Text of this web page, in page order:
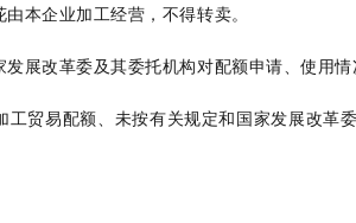
本企业加工经营，不得转卖。
展改革委及其委托机构对配额申请、使用
工贸易配额、未按有关规定和国家发展改